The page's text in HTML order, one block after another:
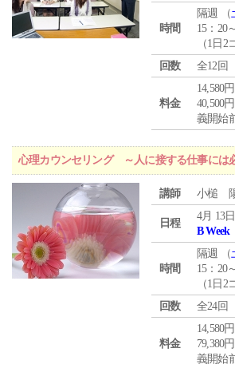
時間
隔週 （
15：20
（1日2
回数
全12回
料金
14,580
40,500
義開始
心理カウンセリング ～人に接する仕事には
講師 小槌
日程
4月 13
B Week
時間
隔週 （
15：20
（1日2
回数
全24回
料金
14,580
79,380
義開始